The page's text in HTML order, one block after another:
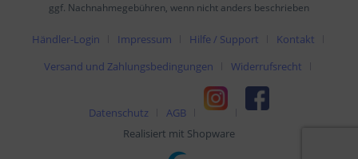
ggf. Nachnahmegebühren, wenn nicht anders beschrieben
Händler-Login Impressum Hilfe / Support
Kontakt
Versand und Zahlungsbedingungen
Widerrufsrecht
Datenschutz
AGB
Realisiert mit Shopware